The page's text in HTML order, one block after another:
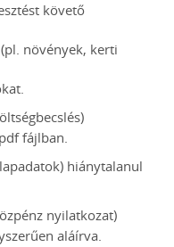
követő
növények, kerti
fájlban.
hiánytalanul
nyilatkozat)
aláírva.